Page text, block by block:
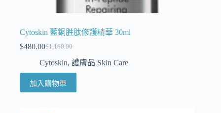
Cytoskin 藍銅胜肽修護精華 30ml
$1,160.00
$480.00
Cytoskin, 護膚品 Skin Care
加入購物車